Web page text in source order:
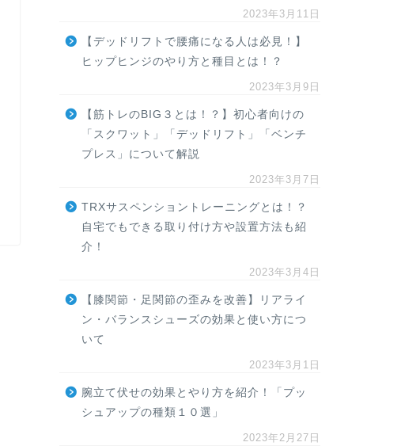
2023年3月11日
【デッドリフトで腰痛になる人は必見！】
ヒップヒンジのやり方と種目とは！？
2023年3月9日
【筋トレのBIG３とは！？】初心者向けの
「スクワット」「デッドリフト」「ベンチ
プレス」について解説
2023年3月7日
TRXサスペンショントレーニングとは！？
自宅でもできる取り付け方や設置方法も紹
介！
2023年3月4日
【膝関節・足関節の歪みを改善】リアライ
ン・バランスシューズの効果と使い方につ
いて
2023年3月1日
腕立て伏せの効果とやり方を紹介！「プッ
シュアップの種類１０選」
2023年2月27日